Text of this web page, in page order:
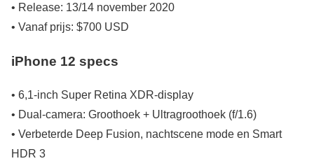
• Release: 13/14 november 2020
• Vanaf prijs: $700 USD
iPhone 12 specs
• 6,1-inch Super Retina XDR-display
• Dual-camera: Groothoek + Ultragroothoek (f/1.6)
• Verbeterde Deep Fusion, nachtscene mode en Smart
HDR 3